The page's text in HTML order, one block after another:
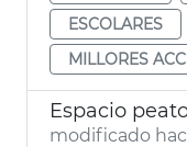
ESCOLARES
MILLORES
Espacio
modificado